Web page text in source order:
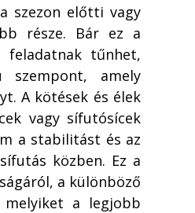
szezon előtti vagy
része. Bár ez a
feladatnak tűnhet,
szempont, amely
A kötések és élek
vagy sífutósícek
a stabilitást és az
közben. Ez a
a különböző
a legjobb